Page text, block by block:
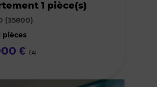
1 pièce(s)
(35800)
pièces
€ FAI